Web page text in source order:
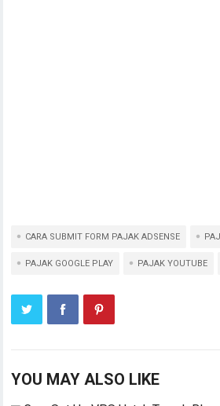
CARA SUBMIT FORM PAJAK ADSENSE
PAJAK GOOGLE PLAY PAJAK YOUTUBE
YOU MAY ALSO LIKE